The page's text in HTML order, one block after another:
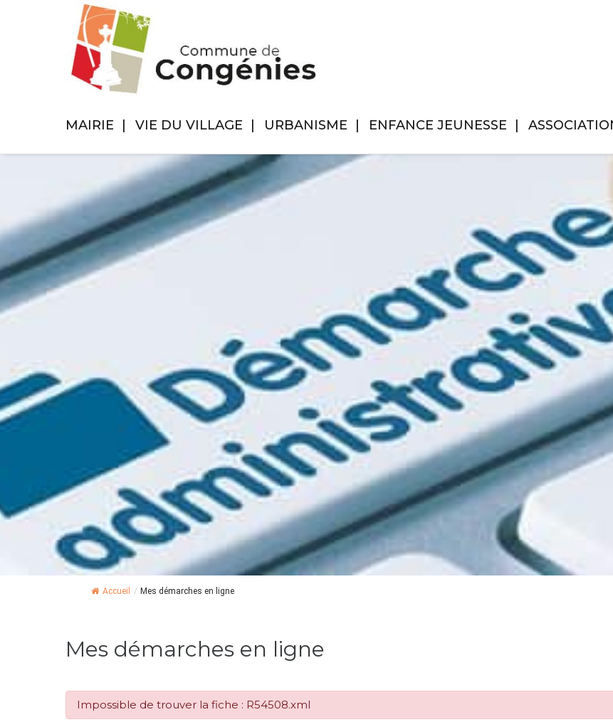
MAIRIE VIE DU VILLAGE URBANISME ENFANCE JEUNESSE
Accueil / Mes démarches en ligne
Mes démarches en ligne
Impossible de trouver la fiche : R54508.xml